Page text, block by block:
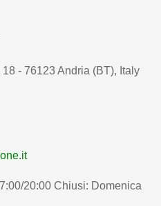
- 76123 Andria (BT), Italy
20:00 Chiusi: Domenica